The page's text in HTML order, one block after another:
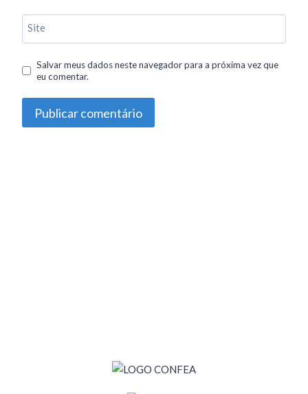
Site
Salvar meus dados neste navegador para a próxima vez que
eu comentar.